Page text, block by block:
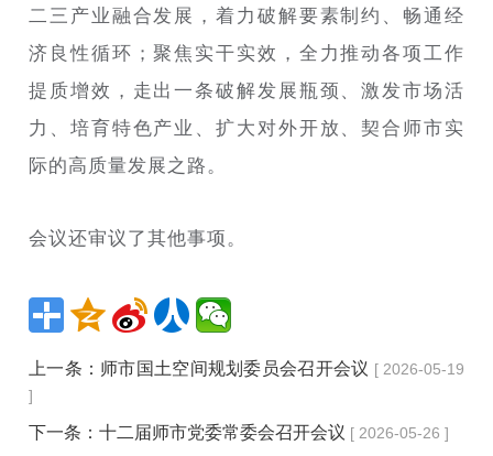
二三产业融合发展，着力破解要素制约、畅通经
济良性循环；聚焦实干实效，全力推动各项工作
提质增效，走出一条破解发展瓶颈、激发市场活
力、培育特色产业、扩大对外开放、契合师市实
际的高质量发展之路。
会议还审议了其他事项。
上一条： 师市国土空间规划委员会召开会议 [ 2026-05-19
]
下一条：十二届师市党委常委会召开会议 [ 2026-05-26 ]